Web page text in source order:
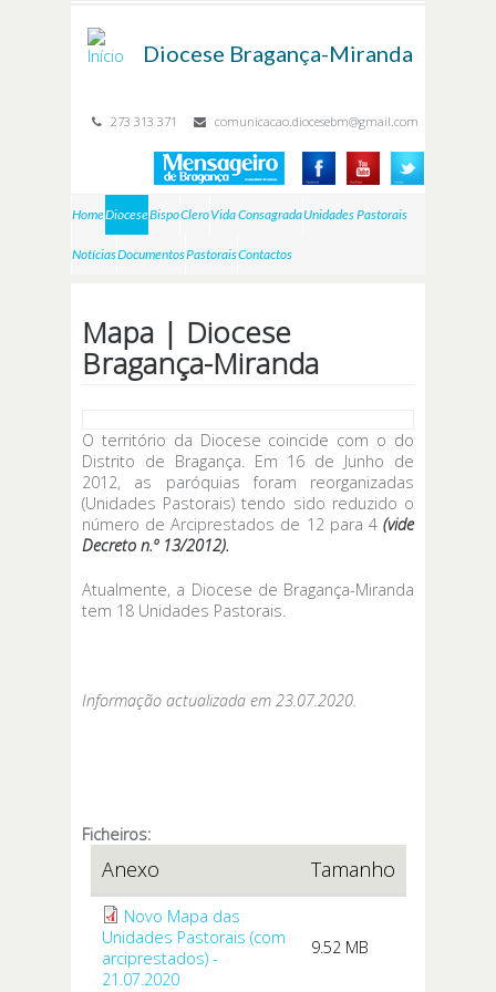
Diocese Bragança-Miranda
273 313 371 comunicacao.diocesebm@gmail.com
HomeDioceseBispoCleroVida ConsagradaUnidades Pastorais
NotíciasDocumentosPastoraisContactos
Mapa | Diocese
Bragança-Miranda
O território da Diocese coincide com o do
Distrito de Bragança. Em 16 de Junho de
2012, as paróquias foram reorganizadas
(Unidades Pastorais) tendo sido reduzido o
número de Arciprestados de 12 para 4 (vide
Decreto n.º 13/2012).
Atualmente, a Diocese de Bragança-Miranda
tem 18 Unidades Pastorais.
Informação actualizada em 23.07.2020.
Ficheiros:
Anexo Tamanho
Novo Mapa das
Unidades Pastorais (com
arciprestados) -
21.07.2020
9.52 MB